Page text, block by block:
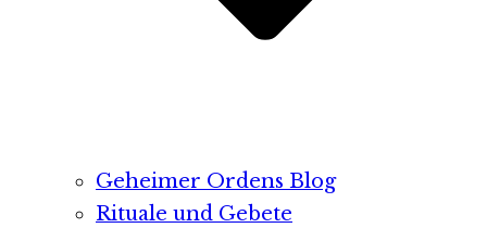
Geheimer Ordens Blog
Rituale und Gebete